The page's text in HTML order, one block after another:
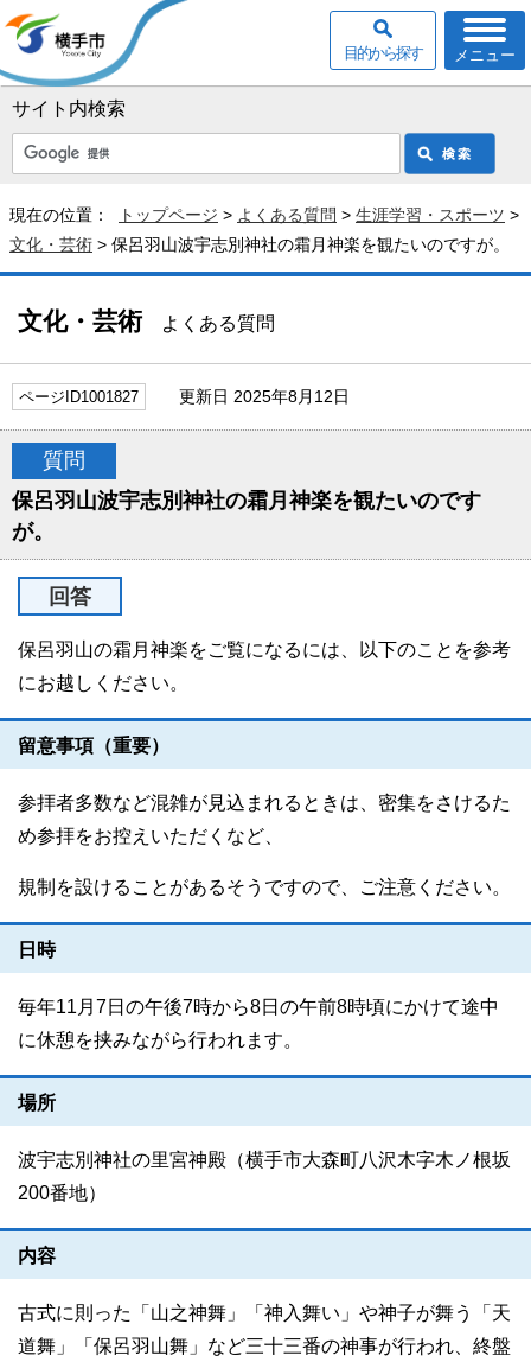
サイト内検索
メニュー
目的から探す
現在の位置： トップページ > よくある質問 > 生涯学習・スポーツ >
文化・芸術 > 保呂羽山波宇志別神社の霜月神楽を観たいのですが。
文化・芸術よくある質問
ページID1001827 更新日 2025年8月12日
質問
保呂羽山波宇志別神社の霜月神楽を観たいのです
が。
回答
保呂羽山の霜月神楽をご覧になるには、以下のことを参考
にお越しください。
留意事項（重要）
参拝者多数など混雑が見込まれるときは、密集をさけるた
め参拝をお控えいただくなど、
規制を設けることがあるそうですので、ご注意ください。
日時
毎年11月7日の午後7時から8日の午前8時頃にかけて途中
に休憩を挟みながら行われます。
場所
波宇志別神社の里宮神殿（横手市大森町八沢木字木ノ根坂
200番地）
内容
古式に則った「山之神舞」「神入舞い」や神子が舞う「天
道舞」「保呂羽山舞」など三十三番の神事が行われ、終盤